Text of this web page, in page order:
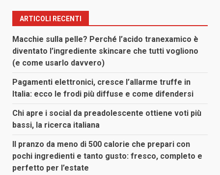
ARTICOLI RECENTI
Macchie sulla pelle? Perché l’acido tranexamico è
diventato l’ingrediente skincare che tutti vogliono
(e come usarlo davvero)
Pagamenti elettronici, cresce l’allarme truffe in
Italia: ecco le frodi più diffuse e come difendersi
Chi apre i social da preadolescente ottiene voti più
bassi, la ricerca italiana
Il pranzo da meno di 500 calorie che prepari con
pochi ingredienti e tanto gusto: fresco, completo e
perfetto per l’estate